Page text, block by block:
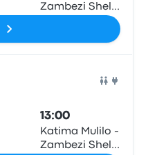
Zambezi Shell
13:00
Katima Mulilo -
Zambezi Shell